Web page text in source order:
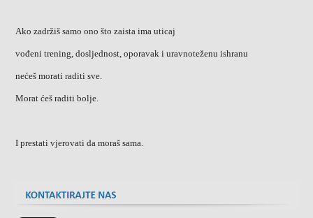
Ako zadržiš samo ono što zaista ima uticaj
vođeni trening, dosljednost, oporavak i uravnoteženu ishranu
nećeš morati raditi sve.
Morat ćeš raditi bolje.
I prestati vjerovati da moraš sama.